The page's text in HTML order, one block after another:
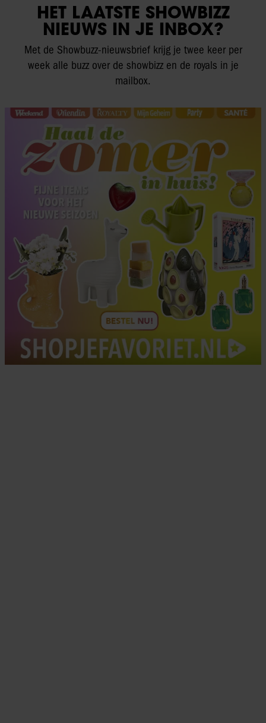
HET LAATSTE SHOWBIZZ
NIEUWS IN JE INBOX?
Met de Showbuzz-nieuwsbrief krijg je twee keer per
week alle buzz over de showbizz en de royals in je
mailbox.